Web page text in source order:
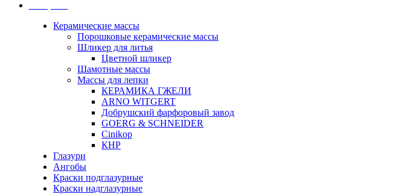
Керамические массы
Порошковые керамические массы
Шликер для литья
Цветной шликер
Шамотные массы
Массы для лепки
КЕРАМИКА ГЖЕЛИ
ARNO WITGERT
Добрушский фарфоровый завод
GOERG & SCHNEIDER
Cinikop
КНР
Глазури
Ангобы
Краски подглазурные
Краски надглазурные